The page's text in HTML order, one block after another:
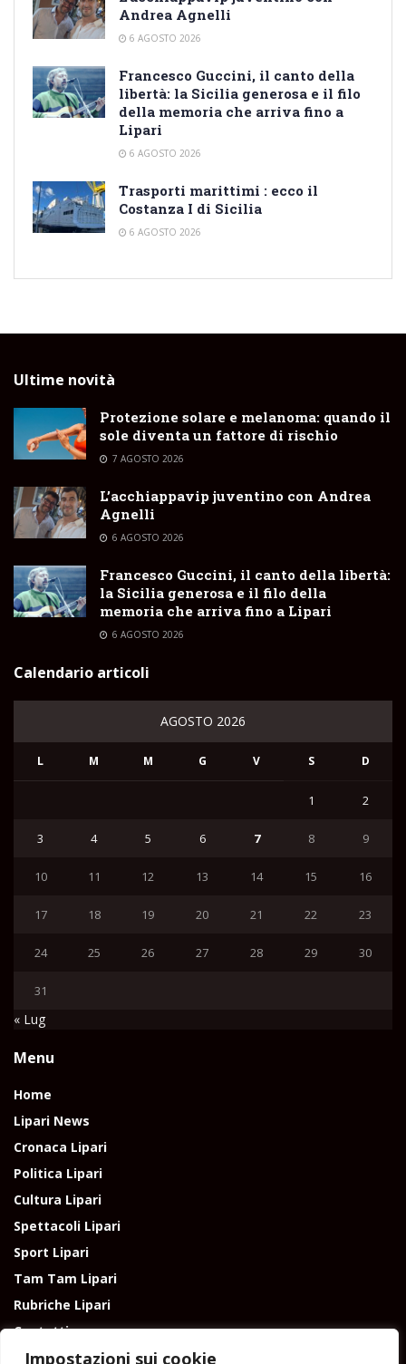
Impostazioni sui cookie
Andrea Agnelli
6 AGOSTO 2026
Francesco Guccini, il canto della
libertà: la Sicilia generosa e il filo
della memoria che arriva fino a
Lipari
6 AGOSTO 2026
Trasporti marittimi : ecco il
Costanza I di Sicilia
6 AGOSTO 2026
Ultime novità
Protezione solare e melanoma: quando il
sole diventa un fattore di rischio
7 AGOSTO 2026
L’acchiappavip juventino con Andrea
Agnelli
6 AGOSTO 2026
Francesco Guccini, il canto della libertà:
la Sicilia generosa e il filo della
memoria che arriva fino a Lipari
6 AGOSTO 2026
Calendario articoli
AGOSTO 2026
L M M G V S D
1 2
3 4 5 6 7 8 9
10 11 12 13 14 15 16
17 18 19 20 21 22 23
24 25 26 27 28 29 30
31
« Lug
Menu
Home
Lipari News
Cronaca Lipari
Politica Lipari
Cultura Lipari
Spettacoli Lipari
Sport Lipari
Tam Tam Lipari
Rubriche Lipari
Contatti